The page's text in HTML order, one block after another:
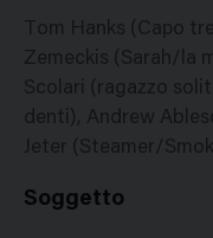
Tom Hanks (Capo
Zemeckis (Sarah/la
Scolari (ragazzo
denti), Andrew
Jeter (Steamer/
Soggetto